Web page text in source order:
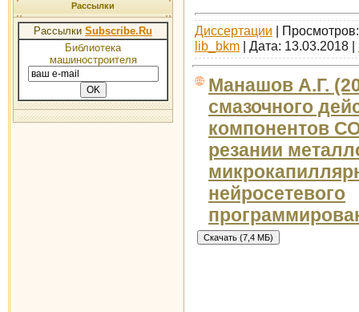
Рассылки
Рассылки Subscribe.Ru
Библиотека
машиностроителя
Диссертации |
lib_bkm | Дата: 13.03.2018 |
Манашов А.Г.
смазочного
компонентов
резании
нейросетевого